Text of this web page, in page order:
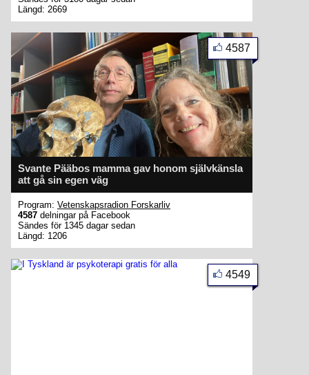
Längd: 2669
Svante Pääbos mamma gav honom självkänsla
att gå sin egen väg
4587
Program: Vetenskapsradion Forskarliv
4587 delningar på Facebook
Sändes för 1345 dagar sedan
Längd: 1206
4549